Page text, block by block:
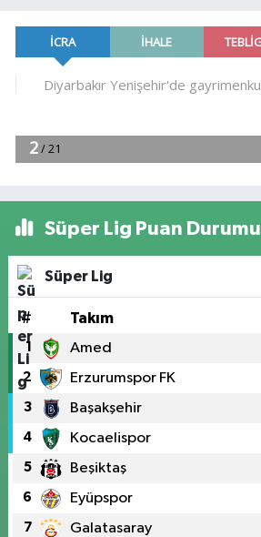
Süper Lig Puan Durumu
Süper Lig
# Takım
1 Amed
2 Erzurumspor FK
3 Başakşehir
4 Kocaelispor
5 Beşiktaş
6 Eyüpspor
7 Galatasaray